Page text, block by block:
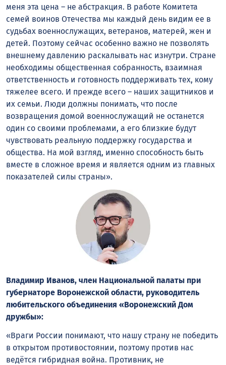
меня эта цена – не абстракция. В работе Комитета
семей воинов Отечества мы каждый день видим ее в
судьбах военнослужащих, ветеранов, матерей, жен и
детей. Поэтому сейчас особенно важно не позволять
внешнему давлению раскалывать нас изнутри. Стране
необходимы общественная собранность, взаимная
ответственность и готовность поддерживать тех, кому
тяжелее всего. И прежде всего – наших защитников и
их семьи. Люди должны понимать, что после
возвращения домой военнослужащий не останется
один со своими проблемами, а его близкие будут
чувствовать реальную поддержку государства и
общества. На мой взгляд, именно способность быть
вместе в сложное время и является одним из главных
показателей силы страны».
Владимир Иванов, член Национальной палаты при
губернаторе Воронежской области, руководитель
любительского объединения «Воронежский Дом
дружбы»:
«Враги России понимают, что нашу страну не победить
в открытом противостоянии, поэтому против нас
ведётся гибридная война. Противник, не